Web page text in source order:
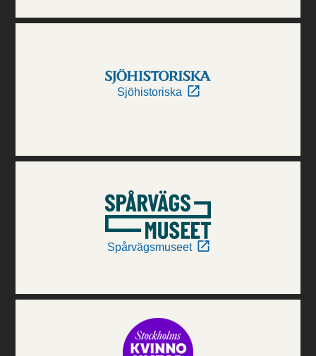
Sjöhistoriska
Spårvägsmuseet